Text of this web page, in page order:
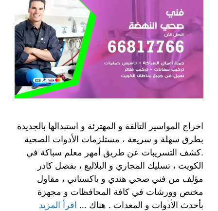
اخراج المواسير التالفة و المهترئة و استبدالها بالجديدة
بطرق سهلة و سريعة ، مستلزمات الأدوات الصحية
.كشف التسريبات عن طريق أمهر معلم سباكة في
الكويت ، تسليك المجاري و البلاليع ، بفضل كادر
مؤلف من فني صحي هندي و باكستاني ، مقاول
مختص وورشات في كافة المحافظات و مجهزة
بأحدث الأدوات و المعدات . هناك … اقرأ المزيد